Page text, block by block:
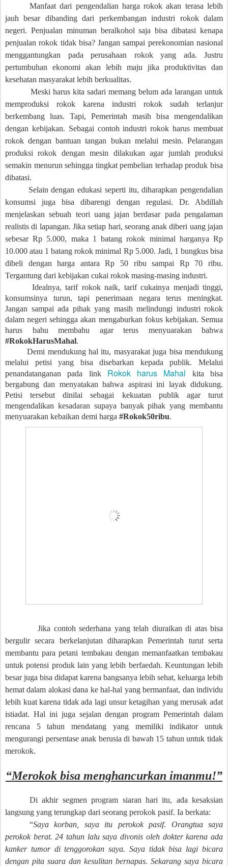
Manfaat dari pengendalian harga rokok akan terasa lebih
jauh besar dibanding dari perkembangan industri rokok dalam
negeri. Penjualan minuman beralkohol saja bisa dibatasi kenapa
penjualan rokok tidak bisa? Jangan sampai perekonomian nasional
menggantungkan pada perusahaan rokok yang ada. Justru
pertumbuhan ekonomi akan lebih maju jika produktivitas dan
kesehatan masyarakat lebih berkualitas.
Meski harus kita sadari memang belum ada larangan untuk
memproduksi rokok karena industri rokok sudah terlanjur
berkembang luas. Tapi, Pemerintah masih bisa mengendalikan
dengan kebijakan. Sebagai contoh industri rokok harus membuat
rokok dengan bantuan tangan bukan melalui mesin. Pelarangan
produksi rokok dengan mesin dilakukan agar jumlah produksi
semakin menurun sehingga tingkat pembelian terhadap produk bisa
dibatasi.
Selain dengan edukasi seperti itu, diharapkan pengendalian
konsumsi juga bisa dibarengi dengan regulasi. Dr. Abdillah
menjelaskan sebuah teori uang jajan berdasar pada pengalaman
realistis di lapangan. Jika setiap hari, seorang anak diberi uang jajan
sebesar Rp 5.000, maka 1 batang rokok minimal harganya Rp
10.000 atau 1 batang rokok minimal Rp 5.000. Jadi, 1 bungkus bisa
dibeli dengan harga antara Rp 50 ribu sampai Rp 70 ribu.
Tergantung dari kebijakan cukai rokok masing-masing industri.
Idealnya, tarif rokok naik, tarif cukainya menjadi tinggi,
konsumsinya turun, tapi penerimaan negara terus meningkat.
Jangan sampai ada pihak yang masih melindungi industri rokok
dalam negeri sehingga akan mengaburkan fokus kebijakan. Semua
harus bahu membahu agar terus menyuarakan bahwa
#RokokHarusMahal.
Demi mendukung hal itu, masyarakat juga bisa mendukung
melalui petisi yang bisa disebarkan kepada publik. Melalui
penandatanganan pada link Rokok harus Mahal kita bisa
bergabung dan menyatakan bahwa aspirasi ini layak didukung.
Petisi tersebut dinilai sebagai kekuatan publik agar turut
mengendalikan kesadaran supaya banyak pihak yang membantu
menyuarakan kebaikan demi harga #Rokok50ribu.
Jika contoh sederhana yang telah diuraikan di atas bisa
bergulir secara berkelanjutan diharapkan Pemerintah turut serta
membantu para petani tembakau dengan memanfaatkan tembakau
untuk potensi produk lain yang lebih berfaedah. Keuntungan lebih
besar juga bisa didapat karena bangsanya lebih sehat, keluarga lebih
hemat dalam alokasi dana ke hal-hal yang bermanfaat, dan individu
lebih kuat karena tidak ada lagi unsur ketagihan yang merusak adat
istiadat. Hal ini juga sejalan dengan program Pemerintah dalam
rencana 5 tahun mendatang yang memiliki indikator untuk
mengurangi persentase anak berusia di bawah 15 tahun untuk tidak
merokok.
“Merokok bisa menghancurkan imanmu!”
Di akhir segmen program siaran hari itu, ada kesaksian
langsung yang terungkap dari seorang perokok pasif. Ia berkata:
“Saya korban, saya itu perokok pasif. Orangtua saya
perokok berat. 24 tahun lalu saya divonis oleh dokter karena ada
kanker tumor di tenggorokan saya. Saya tidak bisa lagi bicara
dengan pita suara dan kesulitan bernapas. Sekarang saya bicara